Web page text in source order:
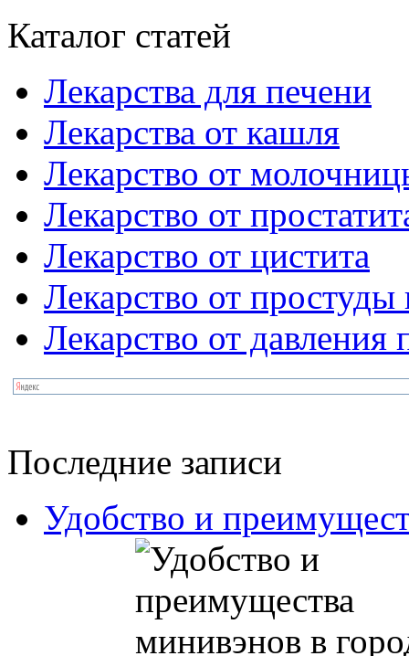
Каталог статей
Лекарства для печени
Лекарства от кашля
Лекарство от
Лекарство от
Лекарство от цистита
Лекарство от простуды
Лекарство от
Последние записи
Удобство и